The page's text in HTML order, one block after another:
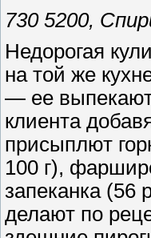
730 5200,
Недорогая
на той же
— ее
клиента
присыплют
100 г),
запеканка (56
делают по